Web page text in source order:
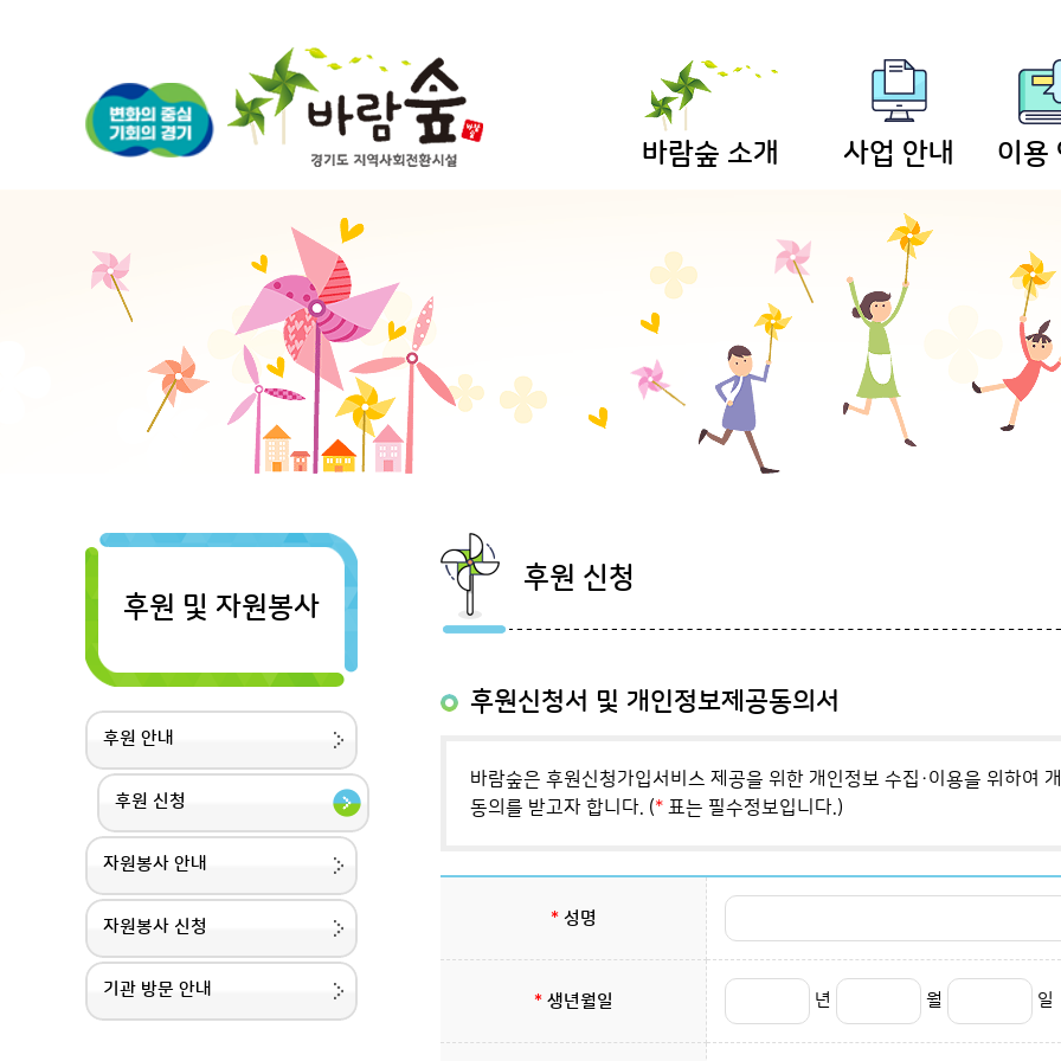
바람숲 소개 사업 안내 이용
후원 및 자원봉사
후원 안내
후원 신청
자원봉사 안내
자원봉사 신청
기관 방문 안내
후원 신청
후원신청서 및 개인정보제공동의서
바람숲은 후원신청가입서비스 제공을 위한 개인정보 수집·이용을 위하여
동의를 받고자 합니다. (* 표는 필수정보입니다.)
*성명
*생년월일 년 월 일